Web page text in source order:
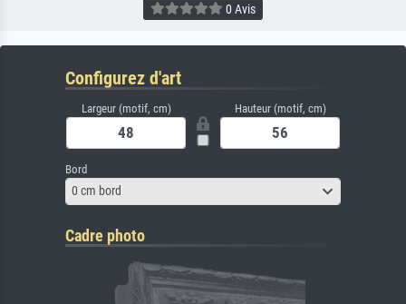
0 Avis
Configurez d'art
Largeur (motif, cm) Hauteur (motif, cm)
Bord
0 cm bord
Cadre photo